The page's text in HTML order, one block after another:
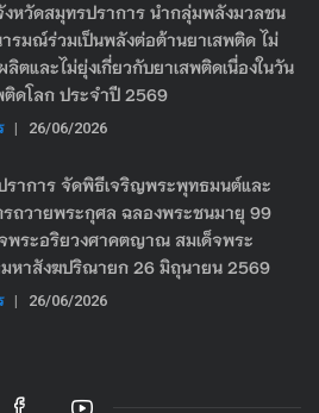
งหวัดสมุทรปราการ นำกลุ่มพลังมวลชน
รมณ์ร่วมเป็นพลังต่อต้านยาเสพติด ไม่
ลิตและไม่ยุ่งเกี่ยวกับยาเสพติดเนื่องในวัน
ติดโลก ประจำปี 2569
| 26/06/2026
ราการ จัดพิธีเจริญพระพุทธมนต์และ
ถวายพระกุศล ฉลองพระชนมายุ 99
พระอริยวงศาคตญาณ สมเด็จพระ
หาสังฆปริณายก 26 มิถุนายน 2569
| 26/06/2026